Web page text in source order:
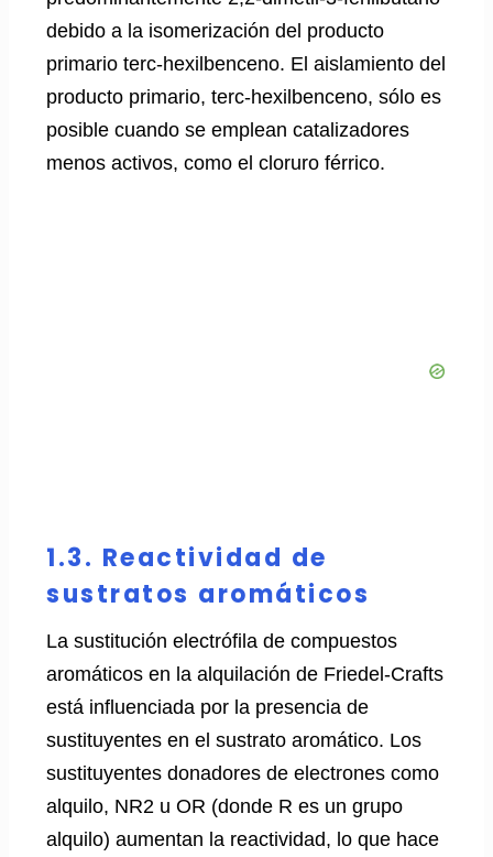
debido a la isomerización del producto
primario terc-hexilbenceno. El aislamiento del
producto primario, terc-hexilbenceno, sólo es
posible cuando se emplean catalizadores
menos activos, como el cloruro férrico.
1.3. Reactividad de
sustratos aromáticos
La sustitución electrófila de compuestos
aromáticos en la alquilación de Friedel-Crafts
está influenciada por la presencia de
sustituyentes en el sustrato aromático. Los
sustituyentes donadores de electrones como
alquilo, NR2 u OR (donde R es un grupo
alquilo) aumentan la reactividad, lo que hace